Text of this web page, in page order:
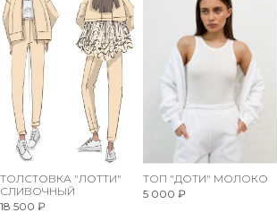
ТОЛСТОВКА "ЛОТТИ"
СЛИВОЧНЫЙ
18 500 ₽
ТОП "ДОТИ" МОЛОКО
5 000 ₽